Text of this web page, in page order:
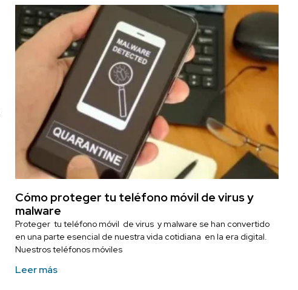
Cómo proteger tu teléfono móvil de virus y
malware
Proteger tu teléfono móvil de virus y malware se han convertido
en una parte esencial de nuestra vida cotidiana en la era digital.
Nuestros teléfonos móviles
Leer más